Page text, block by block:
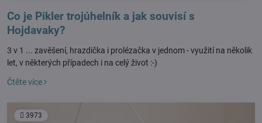
Co je Pikler trojúhelník a jak souvisí s
Hojdavaky?
3 v 1 ... zavěšení, hrazdička i prolézačka v jednom - využití na několik
let, v některých případech i na celý život :-)
Čtěte více
3973